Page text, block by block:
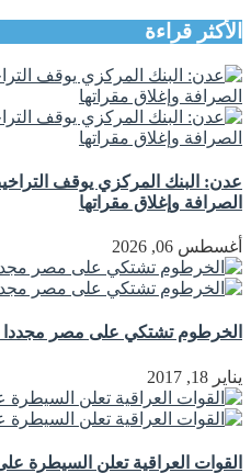
الأكثر قراءة
عدن: البنك المركزي يوقف
الصرافة وإغلاق مقراتها
أغسطس 06, 2026
الخرطوم تشتكي على مصر
يناير 18, 2017
القوات العراقية تعلن